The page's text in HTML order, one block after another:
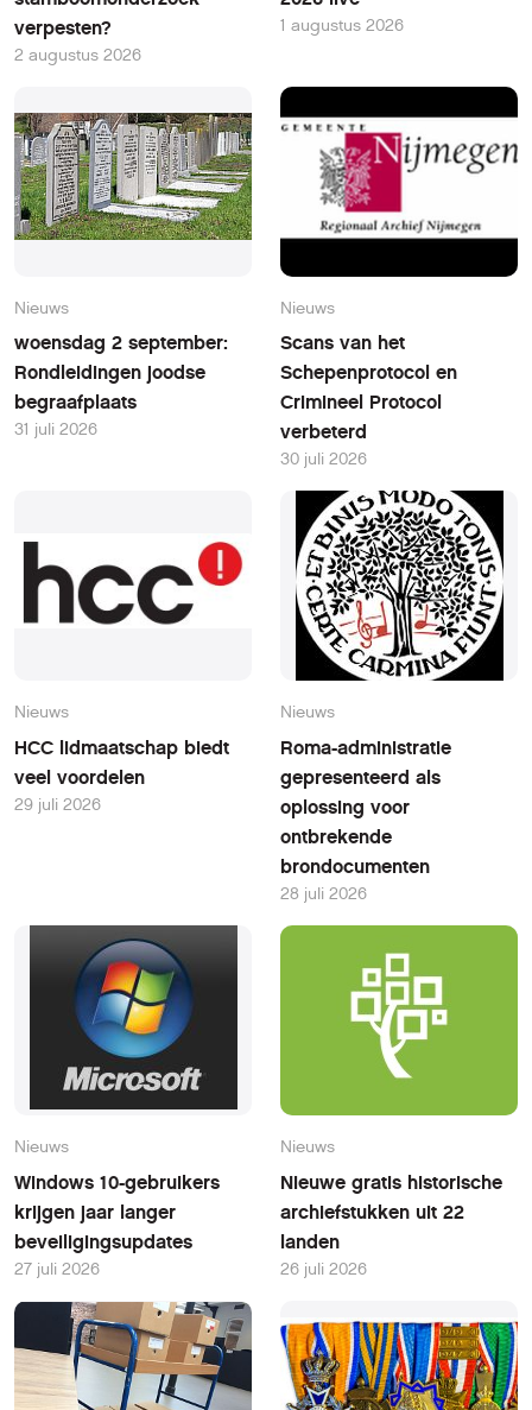
verpesten?
2 augustus 2026
1 augustus 2026
Nieuws
woensdag 2 september:
Rondleidingen joodse
begraafplaats
31 juli 2026
Nieuws
Scans van het
Schepenprotocol en
Crimineel Protocol
verbeterd
30 juli 2026
Nieuws
HCC lidmaatschap biedt
veel voordelen
29 juli 2026
Nieuws
Roma-administratie
gepresenteerd als
oplossing voor
ontbrekende
brondocumenten
28 juli 2026
Nieuws
Windows 10-gebruikers
krijgen jaar langer
beveiligingsupdates
27 juli 2026
Nieuws
Nieuwe gratis historische
archiefstukken uit 22
landen
26 juli 2026